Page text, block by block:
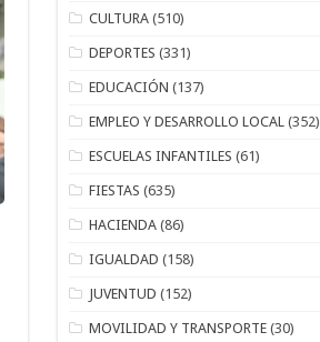
CULTURA (510)
DEPORTES (331)
EDUCACIÓN (137)
EMPLEO Y DESARROLLO LOCAL (352)
ESCUELAS INFANTILES (61)
FIESTAS (635)
HACIENDA (86)
IGUALDAD (158)
JUVENTUD (152)
MOVILIDAD Y TRANSPORTE (30)